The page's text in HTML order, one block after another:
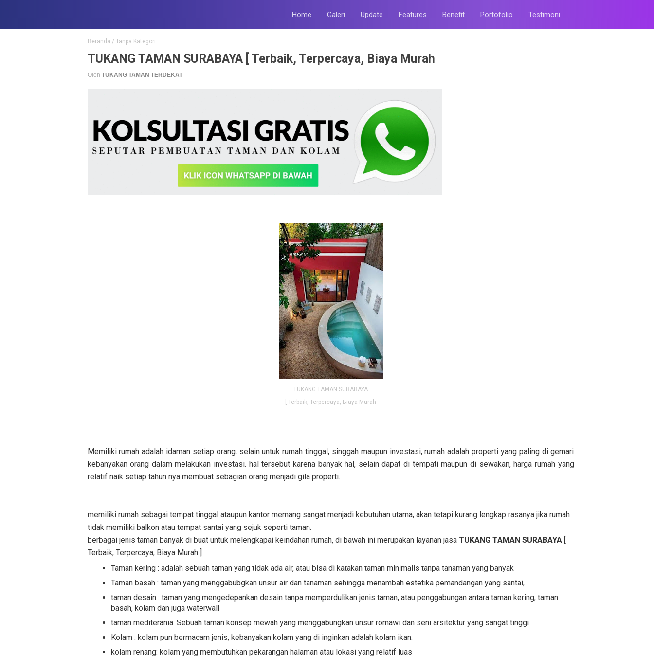
Home Galeri Update Features Benefit Portofolio Testimoni
Beranda / Tanpa Kategori
TUKANG TAMAN SURABAYA [ Terbaik, Terpercaya, Biaya Murah
Oleh TUKANG TAMAN TERDEKAT
TUKANG TAMAN SURABAYA
[ Terbaik, Terpercaya, Biaya Murah
Memiliki rumah adalah idaman setiap orang, selain untuk rumah tinggal, singgah maupun investasi, rumah adalah properti yang paling di gemari
kebanyakan orang dalam melakukan investasi. hal tersebut karena banyak hal, selain dapat di tempati maupun di sewakan, harga rumah yang
relatif naik setiap tahun nya membuat sebagian orang menjadi gila properti.
memiliki rumah sebagai tempat tinggal ataupun kantor memang sangat menjadi kebutuhan utama, akan tetapi kurang lengkap rasanya jika rumah
tidak memiliki balkon atau tempat santai yang sejuk seperti taman.
berbagai jenis taman banyak di buat untuk melengkapai keindahan rumah, di bawah ini merupakan layanan jasa TUKANG TAMAN SURABAYA[
Terbaik, Terpercaya, Biaya Murah ]
Taman kering : adalah sebuah taman yang tidak ada air, atau bisa di katakan taman minimalis tanpa tanaman yang banyak
Taman basah : taman yang menggabubgkan unsur air dan tanaman sehingga menambah estetika pemandangan yang santai,
taman desain : taman yang mengedepankan desain tanpa memperdulikan jenis taman, atau penggabungan antara taman kering, taman
basah, kolam dan juga waterwall
taman mediterania: Sebuah taman konsep mewah yang menggabungkan unsur romawi dan seni arsitektur yang sangat tinggi
Kolam : kolam pun bermacam jenis, kebanyakan kolam yang di inginkan adalah kolam ikan.
kolam renang: kolam yang membutuhkan pekarangan halaman atau lokasi yang relatif luas